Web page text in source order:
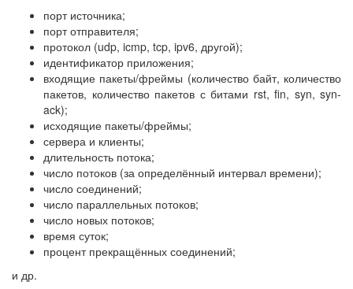
порт источника;
порт отправителя;
протокол (udp, icmp, tcp, ipv6, другой);
идентификатор приложения;
входящие пакеты/фреймы (количество байт, количество
пакетов, количество пакетов с битами rst, fin, syn, syn-
ack);
исходящие пакеты/фреймы;
сервера и клиенты;
длительность потока;
число потоков (за определённый интервал времени);
число соединений;
число параллельных потоков;
число новых потоков;
время суток;
процент прекращённых соединений;
и др.